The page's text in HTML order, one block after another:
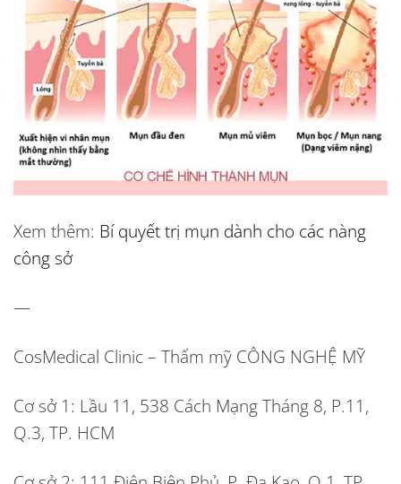
Xem thêm: Bí quyết trị mụn dành cho các nàng
công sở
—
CosMedical Clinic – Thẩm mỹ CÔNG NGHỆ MỸ
Cơ sở 1: Lầu 11, 538 Cách Mạng Tháng 8, P.11,
Q.3, TP. HCM